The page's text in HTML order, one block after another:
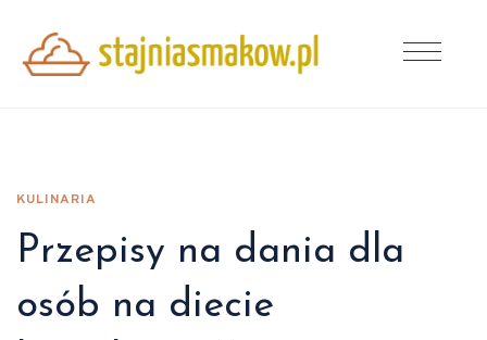
KULINARIA
Przepisy na dania dla
osób na diecie